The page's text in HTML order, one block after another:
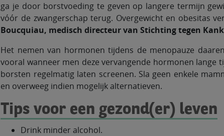
ga je door borstvoeding te geven op langere termijn
vóór de zwangerschap terug. Overgewicht en obesitas
Boucquiau, medisch directeur van Stichting tegen
Het nemen van hormonen tijdens de menopauze
vooral wanneer men deze vervangende hormonen lange
borsten regelmatig laten screenen. Sla geen enkele
en overweeg indien mogelijk alternatieven.
Tips voor een gezond(er) leven
Drink minder alcohol.